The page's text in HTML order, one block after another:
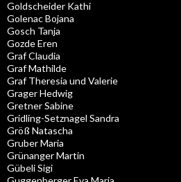
Goldscheider Kathi
Golenac Bojana
Gosch Tanja
Gozde Eren
Graf Claudia
Graf Mathilde
Graf Theresia und Valerie
Grager Hedwig
Gretner Sabine
Gridling-Setznagel Sandra
Größ Natascha
Gruber Maria
Grünanger Martin
Gübeli Sigi